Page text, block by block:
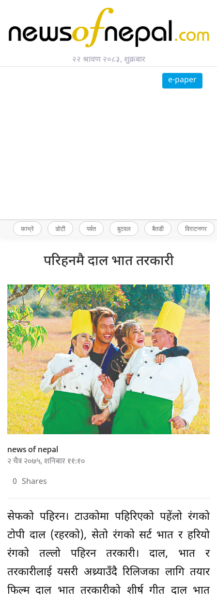
२२ श्रावण २०८३, शुक्रबार
विराटनगर
news of nepal
२ चैत्र २०७५, शनिबार ११:१० 0 Shares
सेफको पहिरन। टाउकोमा पहिरिएको पहेंलो रंगको
टोपी दाल (रहरको), सेतो रंगको सर्ट भात र हरियो
रंगको तल्लो पहिरन तरकारी। दाल, भात र
तरकारीलाई यसरी अथ्र्याउँदै रिलिजका लागि तयार
फिल्म दाल भात तरकारीको शीर्ष गीत दाल भात
तरकारी शुक्रबार रिलिज भएको छ। मह सञ्चारद्वारा
निर्मित फिल्मको शीर्ष गीत राजधानीको
दरबारमार्गस्थित क्युज सिनेमामा आयोजित एक
समारोहबीच सार्वजनिक गरिएको हो।
रमाइलो ढंगको गीतमा शम्भुजित बासकोटाको संगीत,
राजेश पायल राई र स्मिता दाहालको स्वर तथा
फिल्मका निर्माता तथा अभिनेतामध्येका एक हरिवशं
आचार्यको शब्दरचना रहेको छ। गीतमा हरिवंश